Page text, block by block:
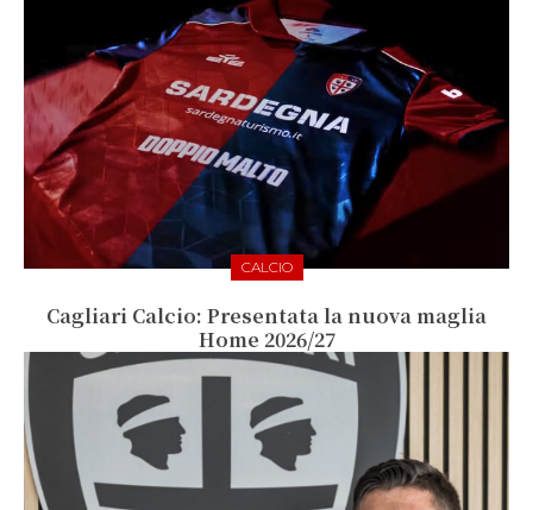
CALCIO
Cagliari Calcio: Presentata la nuova maglia
Home 2026/27